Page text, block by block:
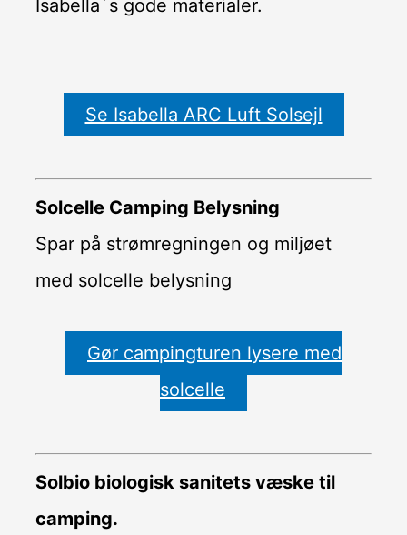
Isabella´s gode materialer.
Se Isabella ARC Luft Solsejl
Solcelle Camping Belysning
Spar på strømregningen og miljøet
med solcelle belysning
Gør campingturen lysere med
solcelle
Solbio biologisk sanitets væske til
camping.